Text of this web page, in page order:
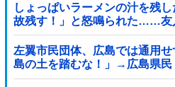
しょっぱいラーメンの汁を残
故残す！」と怒鳴られた……友
ろあり得ない」と説教された
好みは自由だろ！
左翼市民団体、広島では通用
島の土を踏むな！」→広島県民
ゃ！」「ワシらが広島県民じゃ